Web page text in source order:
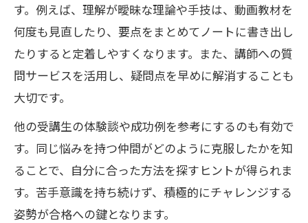
す。例えば、理解が曖昧な理論や手技は、動画教材を
何度も見直したり、要点をまとめてノートに書き出し
たりすると定着しやすくなります。また、講師への質
問サービスを活用し、疑問点を早めに解消することも
大切です。
他の受講生の体験談や成功例を参考にするのも有効で
す。同じ悩みを持つ仲間がどのように克服したかを知
ることで、自分に合った方法を探すヒントが得られま
す。苦手意識を持ち続けず、積極的にチャレンジする
姿勢が合格への鍵となります。